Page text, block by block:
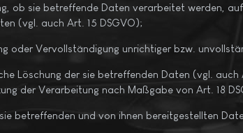
ob sie betreffende Daten verarbeitet werden,
(vgl. auch Art. 15 DSGVO);
oder Vervollständigung unrichtiger bzw.
Löschung der sie betreffenden Daten (vgl.
der Verarbeitung nach Maßgabe von Art. 18
betreffenden und von ihnen bereitgestellten